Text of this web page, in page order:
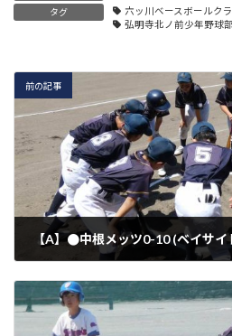
タグ 六ッ川ベースボールク
弘明寺北ノ前少年野球部
前の記事
【A】●中根メッツ0-10 (ベイサイ